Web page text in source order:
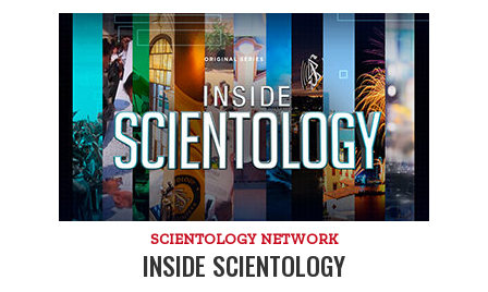
SCIENTOLOGY NETWORK
INSIDE SCIENTOLOGY